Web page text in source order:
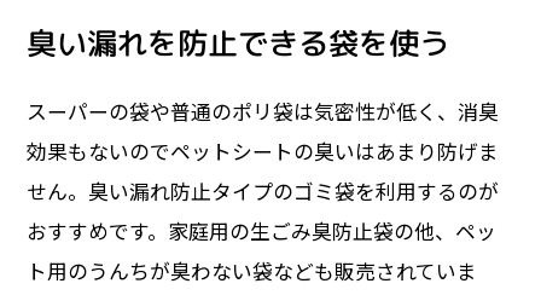
臭い漏れを防止できる袋を使う
スーパーの袋や普通のポリ袋は気密性が低く、消臭
効果もないのでペットシートの臭いはあまり防げま
せん。臭い漏れ防止タイプのゴミ袋を利用するのが
おすすめです。家庭用の生ごみ臭防止袋の他、ペッ
ト用のうんちが臭わない袋なども販売されていま